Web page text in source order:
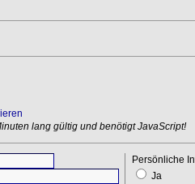
lang gültig und benötigt JavaScript!
Persönliche
Ja